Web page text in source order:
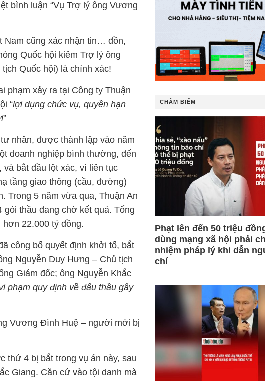
bình luận “Vụ Trợ lý ông Vương
Nam cũng xác nhận tin… đồn,
Quốc hội kiêm Trợ lý ông
Quốc hội) là chính xác!
phạm xảy ra tại Công ty Thuận
“lợi dụng chức vụ, quyền hạn
”
nhân, được thành lập vào năm
doanh nghiệp bình thường, đến
và bắt đầu lột xác, vì liên tục
tầng giao thông (cầu, đường)
Trong 5 năm vừa qua, Thuận An
gói thầu đang chờ kết quả. Tổng
22.000 tỷ đồng.
công bố quyết định khởi tố, bắt
Nguyễn Duy Hưng – Chủ tịch
Giám đốc; ông Nguyễn Khắc
vi phạm quy định về đấu thầu gây
Vương Đình Huệ – người mới bị
thứ 4 bị bắt trong vụ án này, sau
Giang. Căn cứ vào tội danh mà
CHÂM BIẾM
Phạt lên đến 50 triệu
dùng mạng xã hội phải
nhiệm pháp lý khi dẫn
chí